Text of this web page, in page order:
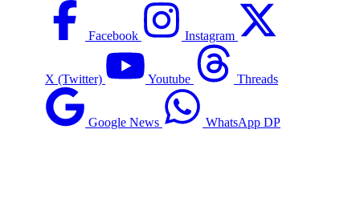
Facebook Instagram
X (Twitter) Youtube Threads
Google News WhatsApp DP